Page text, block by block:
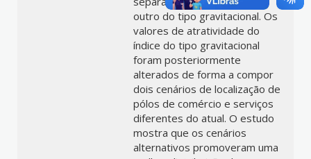
outro do tipo gravitacional. Os
valores de atratividade do
índice do tipo gravitacional
foram posteriormente
alterados de forma a compor
dois cenários de localização de
pólos de comércio e serviços
diferentes do atual. O estudo
mostra que os cenários
alternativos promoveram uma